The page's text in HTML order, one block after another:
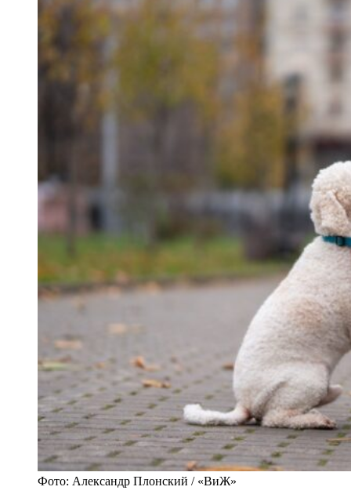
Фото: Александр Плонский / «ВиЖ»